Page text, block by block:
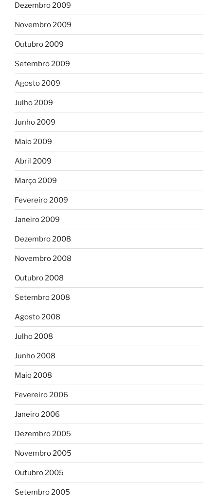
Dezembro 2009
Novembro 2009
Outubro 2009
Setembro 2009
Agosto 2009
Julho 2009
Junho 2009
Maio 2009
Abril 2009
Março 2009
Fevereiro 2009
Janeiro 2009
Dezembro 2008
Novembro 2008
Outubro 2008
Setembro 2008
Agosto 2008
Julho 2008
Junho 2008
Maio 2008
Fevereiro 2006
Janeiro 2006
Dezembro 2005
Novembro 2005
Outubro 2005
Setembro 2005